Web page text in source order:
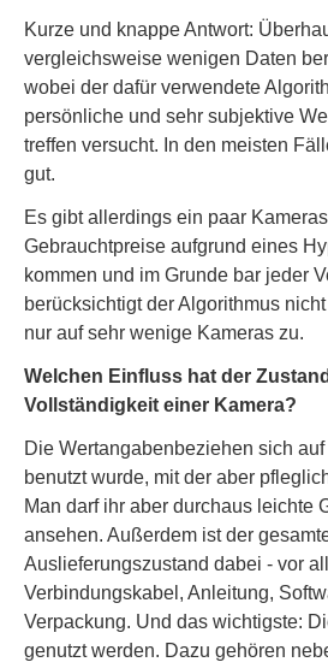
Kurze und knappe Antwort:
vergleichsweise wenigen Daten
wobei der dafür verwendete
persönliche und sehr subjektive
treffen versucht. In den meisten
gut.
Es gibt allerdings ein paar
Gebrauchtpreise aufgrund eines
kommen und im Grunde bar jeder
berücksichtigt der Algorithmus
nur auf sehr wenige Kameras zu.
Welchen Einfluss hat der
Vollständigkeit einer Kamera?
Die Wertangabenbeziehen sich
benutzt wurde, mit der aber
Man darf ihr aber durchaus leichte
ansehen. Außerdem ist der
Auslieferungszustand dabei - vor
Verbindungskabel, Anleitung,
Verpackung. Und das wichtigste:
genutzt werden. Dazu gehören